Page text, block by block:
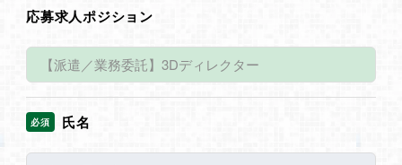
応募求人ポジション
必須 氏名